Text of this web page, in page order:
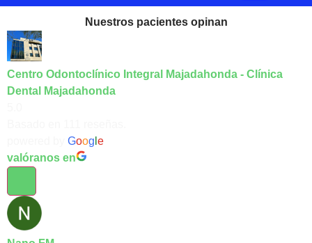
Nuestros pacientes opinan
Centro Odontoclínico Integral Majadahonda - Clínica
Dental Majadahonda
Goog e
valóranos en